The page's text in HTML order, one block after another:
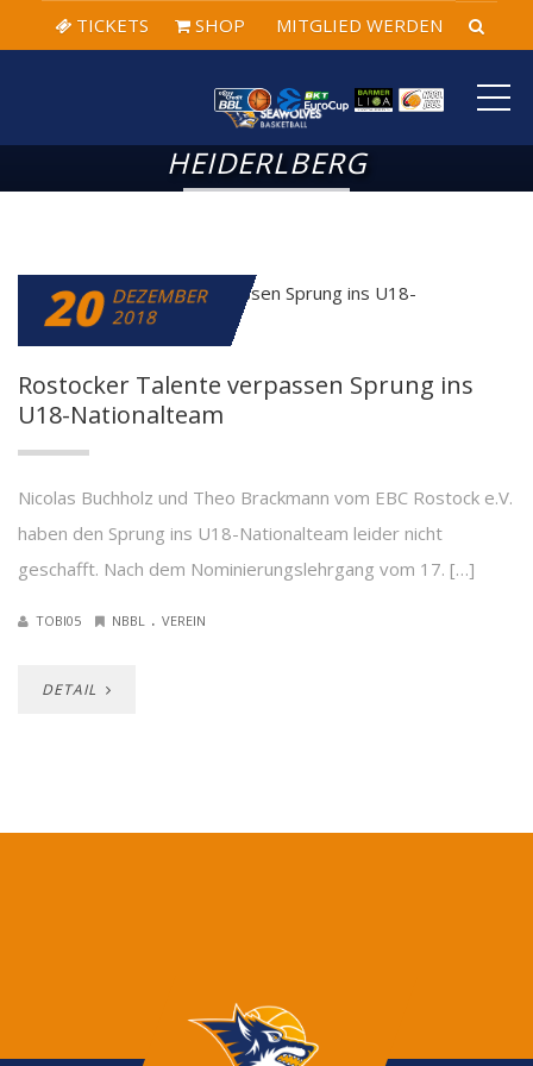
TICKETS SHOP MITGLIED WERDEN
HEIDERLBERG
20 DEZEMBER
2018
Rostocker Talente verpassen Sprung ins
U18-Nationalteam
Nicolas Buchholz und Theo Brackmann vom EBC Rostock e.V.
haben den Sprung ins U18-Nationalteam leider nicht
geschafft. Nach dem Nominierungslehrgang vom 17. […]
TOBI05 NBBL . VEREIN
DETAIL